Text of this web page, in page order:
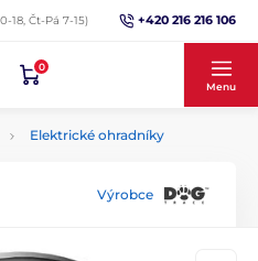
18, Čt-Pá 7-15) +420 216 216 106
0
Menu
Elektrické ohradníky
Výrobce